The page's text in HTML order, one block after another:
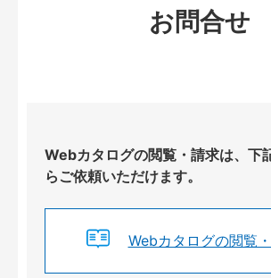
お問合せ
Webカタログの閲覧・請求は、下
らご依頼いただけます。
Webカタログの閲覧